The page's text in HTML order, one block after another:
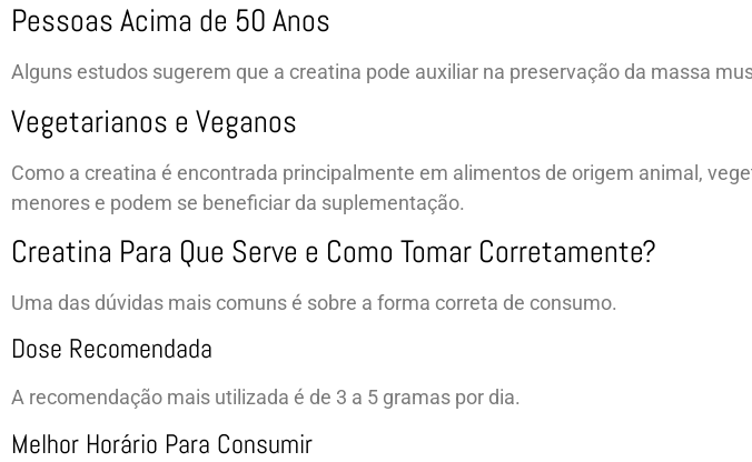
Pessoas Acima de 50 Anos
Alguns estudos sugerem que a creatina pode auxiliar na preservação da massa
Vegetarianos e Veganos
Como a creatina é encontrada principalmente em alimentos de origem animal,
menores e podem se beneficiar da suplementação.
Creatina Para Que Serve e Como Tomar Corretamente?
Uma das dúvidas mais comuns é sobre a forma correta de consumo.
Dose Recomendada
A recomendação mais utilizada é de 3 a 5 gramas por dia.
Melhor Horário Para Consumir